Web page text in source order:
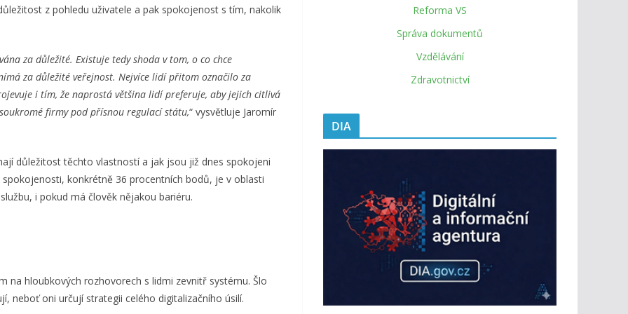
z pohledu uživatele a pak spokojenost s tím, nakolik
za důležité. Existuje tedy shoda v tom, o co chce
za důležité veřejnost. Nejvíce lidí přitom označilo za
i tím, že naprostá většina lidí preferuje, aby jejich citlivá
firmy pod přísnou regulací státu,“ vysvětluje Jaromír
důležitost těchto vlastností a jak jsou již dnes spokojeni
konkrétně 36 procentních bodů, je v oblasti
i pokud má člověk nějakou bariéru.
na hloubkových rozhovorech s lidmi zevnitř systému. Šlo
neboť oni určují strategii celého digitalizačního úsilí.
Reforma VS
Správa dokumentů
Vzdělávání
Zdravotnictví
DIA